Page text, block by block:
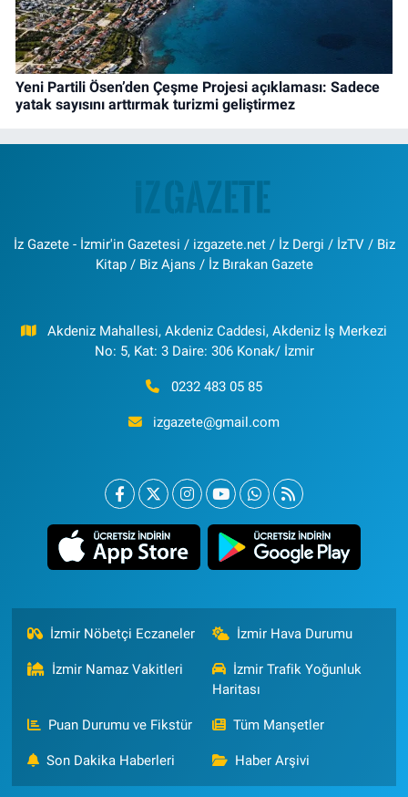
Yeni Partili Ösen’den Çeşme Projesi açıklaması: Sadece
yatak sayısını arttırmak turizmi geliştirmez
İz Gazete - İzmir'in Gazetesi / izgazete.net / İz Dergi / İzTV / Biz
Kitap / Biz Ajans / İz Bırakan Gazete
Akdeniz Mahallesi, Akdeniz Caddesi, Akdeniz İş Merkezi
No: 5, Kat: 3 Daire: 306 Konak/ İzmir
0232 483 05 85
izgazete@gmail.com
İzmir Nöbetçi Eczaneler İzmir Hava Durumu
İzmir Namaz Vakitleri
İzmir Trafik Yoğunluk
Haritası
Puan Durumu ve Fikstür Tüm Manşetler
Son Dakika Haberleri Haber Arşivi